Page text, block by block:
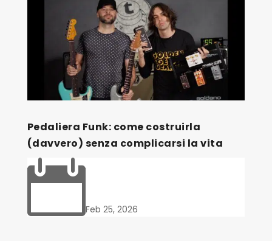
Pedaliera Funk: come costruirla
(davvero) senza complicarsi la vita
Feb 25, 2026